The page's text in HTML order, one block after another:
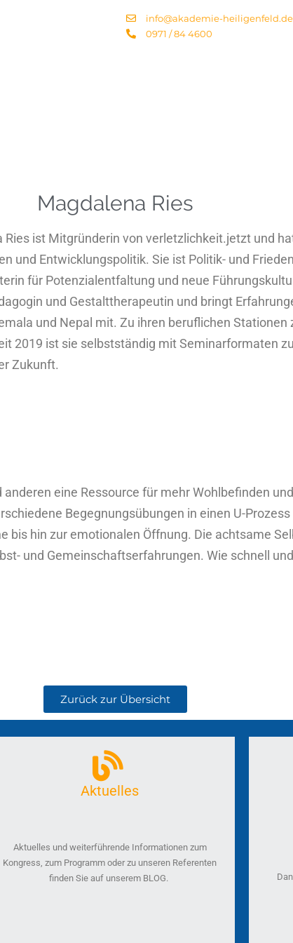
info@akademie-heiligenfeld.de
0971 / 84 4600
Magdalena Ries
Ries ist Mitgründerin von verletzlichkeit.jetzt und
und Entwicklungspolitik. Sie ist Politik- und
für Potenzialentfaltung und neue
und Gestalttherapeutin und bringt
und Nepal mit. Zu ihren beruflichen Stationen
2019 ist sie selbstständig mit Seminarformaten
Zukunft.
eine Ressource für mehr Wohlbefinden
Begegnungsübungen in einen U-
bis hin zur emotionalen Öffnung. Die achtsame
und Gemeinschaftserfahrungen. Wie schnell
Zurück zur Übersicht
Aktuelles
Aktuelles und weiterführende Informationen zum
Kongress, zum Programm oder zu unseren Referenten
finden Sie auf unserem BLOG.